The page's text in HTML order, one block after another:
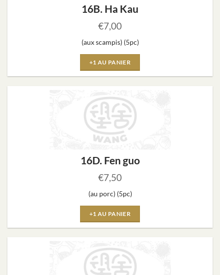
16B. Ha Kau
€7,00
(aux scampis) (5pc)
+1 AU PANIER
16D. Fen guo
€7,50
(au porc) (5pc)
+1 AU PANIER